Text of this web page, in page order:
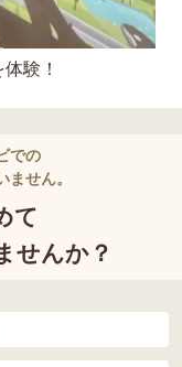
験！
での
せん。
て
せんか？